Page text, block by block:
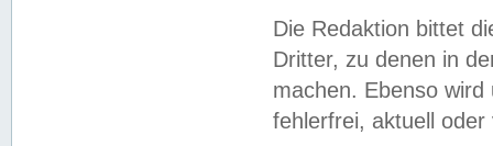
Die Redaktion bittet
Dritter, zu denen in
machen. Ebenso
fehlerfrei, aktuell oder